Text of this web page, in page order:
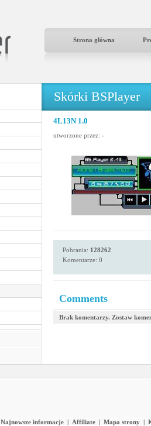
Strona główna
Skórki BSPlayer
4L13N 1.0
utworzone przez: -
Pobrania: 128262
Komentarze: 0
Comments
Brak komentarzy. Zostaw
Najnowsze informacje | Affiliate | Mapa strony |